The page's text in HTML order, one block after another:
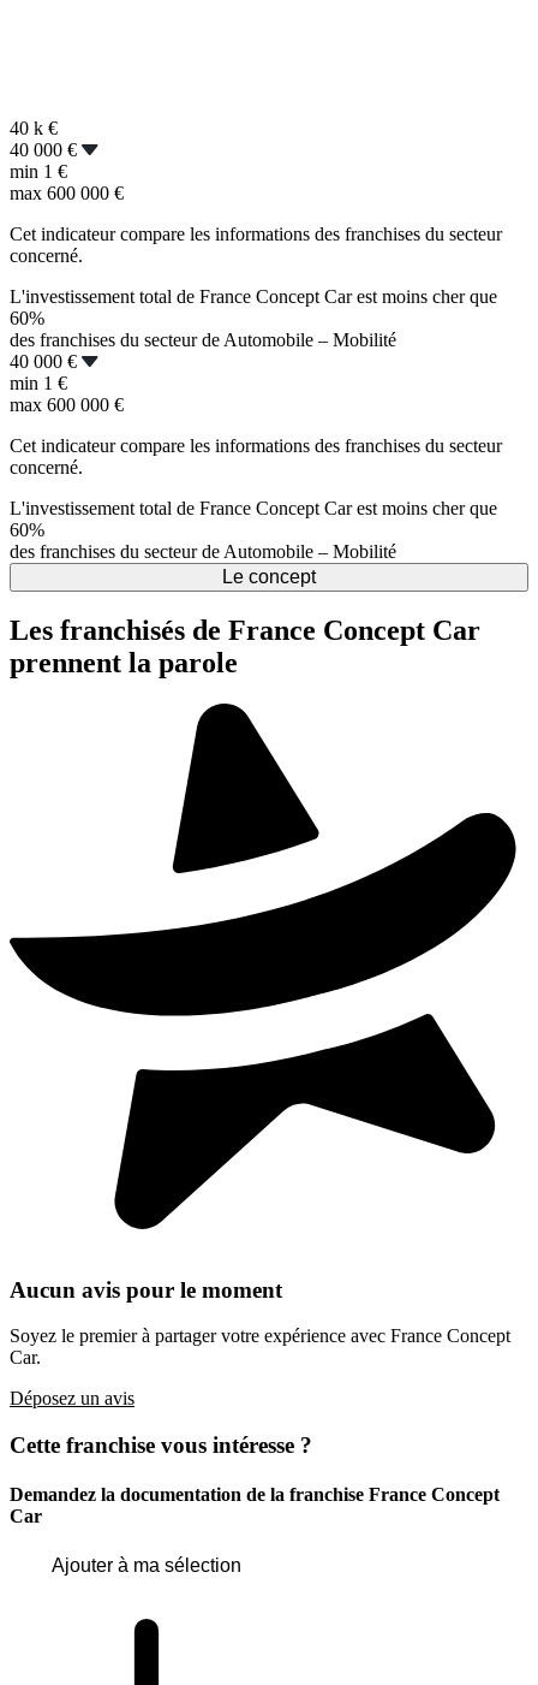
40 k €
40 000 €
min 1 €
max 600 000 €
Cet indicateur compare les informations des franchises du secteur
concerné.
L'investissement total de France Concept Car est moins cher que
60%
des franchises du secteur de Automobile – Mobilité
40 000 €
min 1 €
max 600 000 €
Cet indicateur compare les informations des franchises du secteur
concerné.
L'investissement total de France Concept Car est moins cher que
60%
des franchises du secteur de Automobile – Mobilité
Le concept
Les franchisés de France Concept Car
prennent la parole
Aucun avis pour le moment
Soyez le premier à partager votre expérience avec France Concept
Car.
Déposez un avis
Cette franchise vous intéresse ?
Demandez la documentation de la franchise France Concept
Car
Ajouter à ma sélection